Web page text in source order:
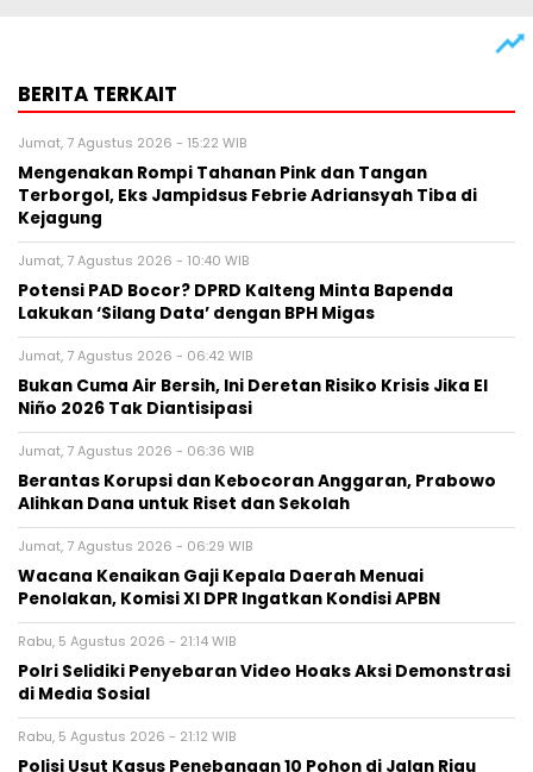
BERITA TERKAIT
Jumat, 7 Agustus 2026 - 15:22 WIB
Mengenakan Rompi Tahanan Pink dan Tangan
Terborgol, Eks Jampidsus Febrie Adriansyah Tiba di
Kejagung
Jumat, 7 Agustus 2026 - 10:40 WIB
Potensi PAD Bocor? DPRD Kalteng Minta Bapenda
Lakukan ‘Silang Data’ dengan BPH Migas
Jumat, 7 Agustus 2026 - 06:42 WIB
Bukan Cuma Air Bersih, Ini Deretan Risiko Krisis Jika El
Niño 2026 Tak Diantisipasi
Jumat, 7 Agustus 2026 - 06:36 WIB
Berantas Korupsi dan Kebocoran Anggaran, Prabowo
Alihkan Dana untuk Riset dan Sekolah
Jumat, 7 Agustus 2026 - 06:29 WIB
Wacana Kenaikan Gaji Kepala Daerah Menuai
Penolakan, Komisi XI DPR Ingatkan Kondisi APBN
Rabu, 5 Agustus 2026 - 21:14 WIB
Polri Selidiki Penyebaran Video Hoaks Aksi Demonstrasi
di Media Sosial
Rabu, 5 Agustus 2026 - 21:12 WIB
Polisi Usut Kasus Penebangan 10 Pohon di Jalan Riau